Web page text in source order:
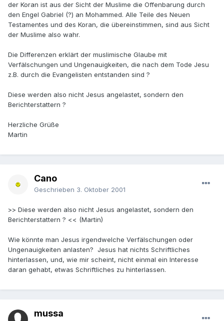
der Koran ist aus der Sicht der Muslime die Offenbarung durch
den Engel Gabriel (?) an Mohammed. Alle Teile des Neuen
Testamentes und des Koran, die übereinstimmen, sind aus Sicht
der Muslime also wahr.
Die Differenzen erklärt der muslimische Glaube mit
Verfälschungen und Ungenauigkeiten, die nach dem Tode Jesu
z.B. durch die Evangelisten entstanden sind ?
Diese werden also nicht Jesus angelastet, sondern den
Berichterstattern ?
Herzliche Grüße
Martin
Cano
Geschrieben 3. Oktober 2001
>> Diese werden also nicht Jesus angelastet, sondern den
Berichterstattern ? << (Martin)
Wie könnte man Jesus irgendwelche Verfälschungen oder
Ungenauigkeiten anlasten? Jesus hat nichts Schriftliches
hinterlassen, und, wie mir scheint, nicht einmal ein Interesse
daran gehabt, etwas Schriftliches zu hinterlassen.
mussa